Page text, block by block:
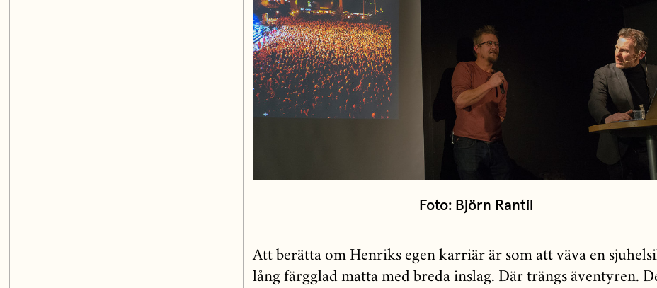
Foto: Björn Rantil
Att berätta om Henriks egen karriär är som att väva en
lång färgglad matta med breda inslag. Där trängs äventyren.